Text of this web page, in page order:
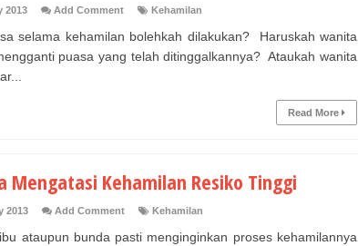
2013 Add Comment Kehamilan
selama kehamilan bolehkah dilakukan? Haruskah wanita
puasa yang telah ditinggalkannya? Ataukah wanita
Read More
Mengatasi Kehamilan Resiko Tinggi
2013 Add Comment Kehamilan
ataupun bunda pasti menginginkan proses kehamilannya